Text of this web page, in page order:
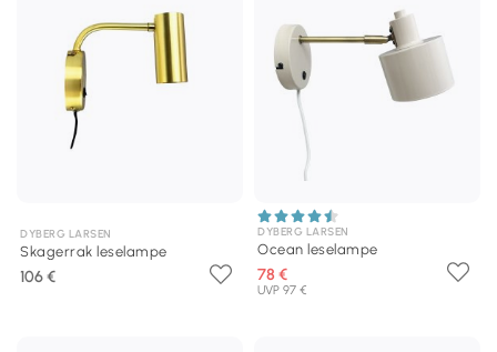
DYBERG LARSEN
Skagerrak leselampe
106 €
DYBERG LARSEN
Ocean leselampe
78 €
UVP 97 €